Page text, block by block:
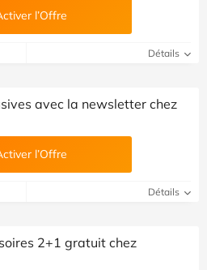
l’Offre
Détails
avec la newsletter chez
l’Offre
Détails
2+1 gratuit chez